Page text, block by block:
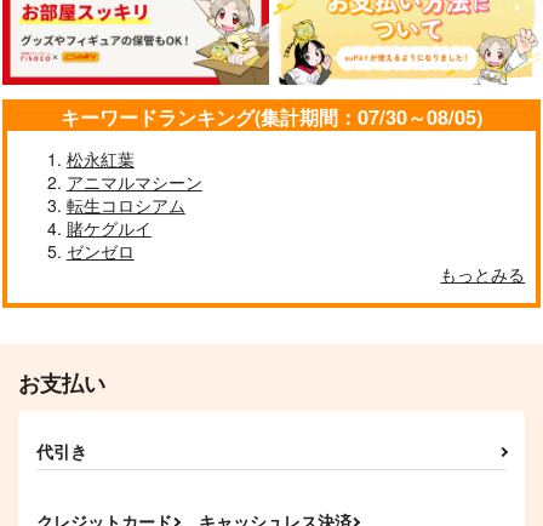
大河ドラマ館の旅
PROJECT・A-7
1,100円（税込）
キーワードランキング(集計期間：07/30～08/05)
松永紅葉
アニマルマシーン
転生コロシアム
賭ケグルイ
ゼンゼロ
もっとみる
お支払い
代引き